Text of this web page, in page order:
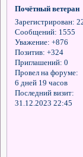
Почётный ветеран
Зарегистрирован:
Сообщений: 1555
Уважение: +876
Позитив: +324
Приглашений: 0
Провел на форуме:
6 дней 19 часов
Последний визит:
31.12.2023 22:45